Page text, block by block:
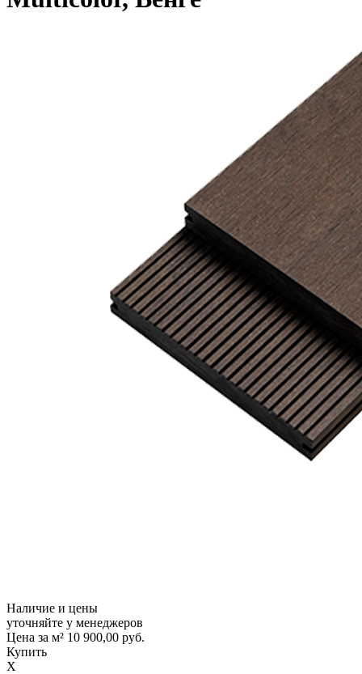
Наличие и цены
уточняйте у менеджеров
Цена за м² 10 900,00 руб.
Купить
X